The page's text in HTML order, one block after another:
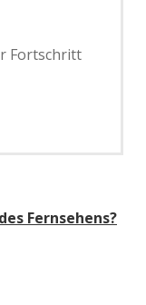
Fortschritt
Fernsehens?